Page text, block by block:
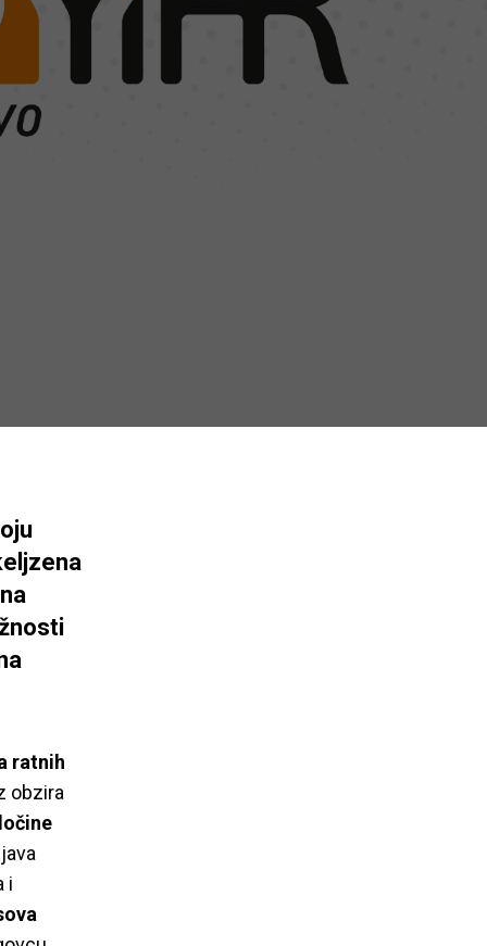
ratnih
obzira
i